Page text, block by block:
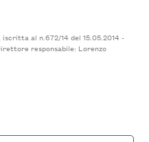
al n.672/14 del 15.05.2014 -
responsabile: Lorenzo